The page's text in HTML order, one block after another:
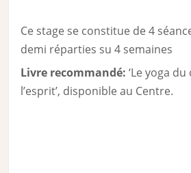
Ce stage se constitue de 4
demi réparties su 4 semaines
Livre recommandé:‘Le yoga
l’esprit’, disponible au Centre.